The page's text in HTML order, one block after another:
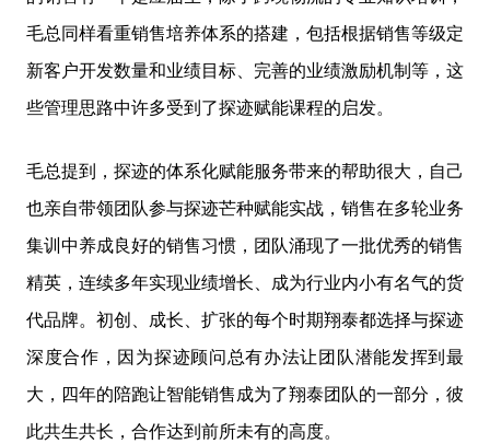
毛总同样看重销售培养体系的搭建，包括根据销售等级定
新客户开发数量和业绩目标、完善的业绩激励机制等，这
些管理思路中许多受到了探迹赋能课程的启发。
毛总提到，探迹的体系化赋能服务带来的帮助很大，自己
也亲自带领团队参与探迹芒种赋能实战，销售在多轮业务
集训中养成良好的销售习惯，团队涌现了一批优秀的销售
精英，连续多年实现业绩增长、成为行业内小有名气的货
代品牌。初创、成长、扩张的每个时期翔泰都选择与探迹
深度合作，因为探迹顾问总有办法让团队潜能发挥到最
大，四年的陪跑让智能销售成为了翔泰团队的一部分，彼
此共生共长，合作达到前所未有的高度。